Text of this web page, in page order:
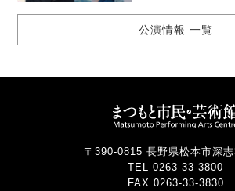
公演情報 一覧
〒390-0815 長野県松本市深志
TEL 0263-33-3800
FAX 0263-33-3830